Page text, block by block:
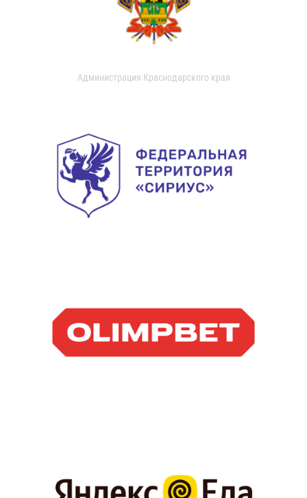
Администрация Краснодарского края